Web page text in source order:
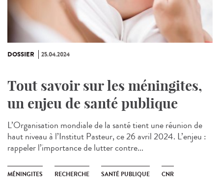
DOSSIER 25.04.2024
Tout savoir sur les méningites,
un enjeu de santé publique
L’Organisation mondiale de la santé tient une réunion de
haut niveau à l’Institut Pasteur, ce 26 avril 2024. L’enjeu :
rappeler l’importance de lutter contre...
MÉNINGITES RECHERCHE SANTÉ PUBLIQUE CNR